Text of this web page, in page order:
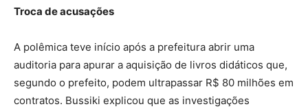
Troca de acusações
A polêmica teve início após a prefeitura abrir uma
auditoria para apurar a aquisição de livros didáticos que,
segundo o prefeito, podem ultrapassar R$ 80 milhões em
contratos. Bussiki explicou que as investigações